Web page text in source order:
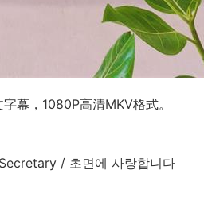
幕，1080P高清MKV格式。
/ 초면에 사랑합니다